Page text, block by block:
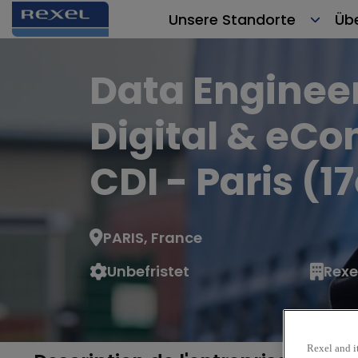
Unsere Standorte
Data
Digital &
CDI - Paris
PARIS, France
Unbefristet
Rexel and